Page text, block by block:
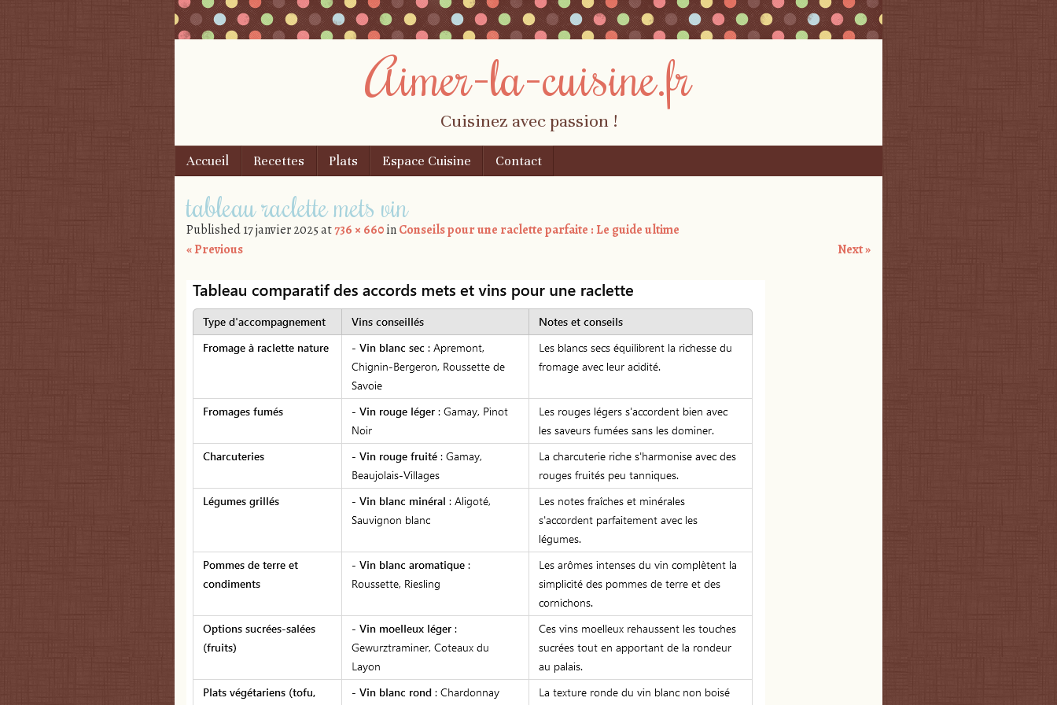
Aimer-la-cuisine.fr
Cuisinez avec passion !
Menu
Skip to content
Accueil Recettes Plats Espace Cuisine Contact
tableau raclette mets vin
Published17 janvier 2025at736 × 660inConseils pour une raclette parfaite : Le guide ultime
« Previous
Next »